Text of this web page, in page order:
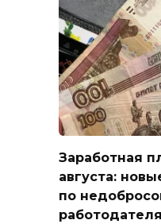
Заработная
августа:
по